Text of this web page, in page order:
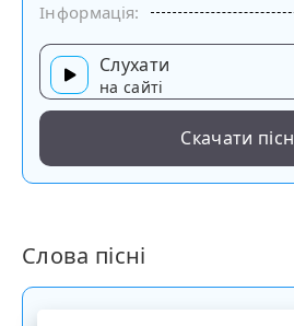
Інформація:
Слухати
на сайті
Скачати
Слова пісні